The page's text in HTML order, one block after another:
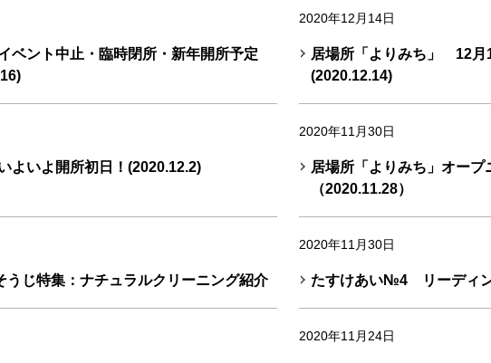
ベント中止・臨時閉所・新年開所予定
2020年12月14日
居場所「よりみち」 12月
(2020.12.14)
よいよ開所初日！(2020.12.2)
2020年11月30日
居場所「よりみち」オー
（2020.11.28）
じ特集：ナチュラルクリーニング紹介
2020年11月30日
たすけあい№4 リーディ
2020年11月24日